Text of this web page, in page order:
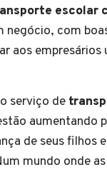
escolar
negócio, com
aos empresários
serviço de
aumentando
de seus filhos
mundo onde